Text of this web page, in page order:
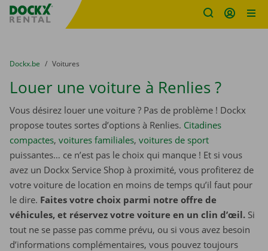
sitename
You are here:
du
Dockx.be to
Voitures
Louer une voiture à Renlies ?
Vous désirez louer une voiture ? Pas de problème ! Dockx
propose toutes sortes d’options à Renlies. Citadines
compactes, voitures familiales, voitures de sport
puissantes… ce n’est pas le choix qui manque ! Et si vous
avez un Dockx Service Shop à proximité, vous profiterez de
votre voiture de location en moins de temps qu’il faut pour
le dire. Faites votre choix parmi notre offre de
véhicules, et réservez votre voiture en un clin d’œil. Si
tout ne se passe pas comme prévu, ou si vous avez besoin
d’informations complémentaires, vous pouvez toujours